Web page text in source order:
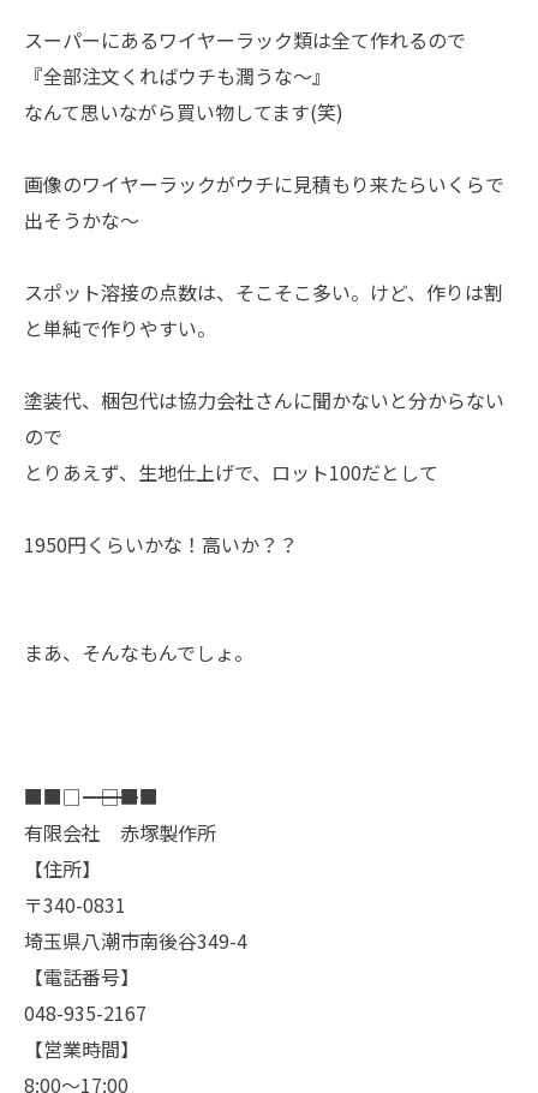
スーパーにあるワイヤーラック類は全て作れるので
『全部注文くればウチも潤うな～』
なんて思いながら買い物してます(笑)
画像のワイヤーラックがウチに見積もり来たらいくらで
出そうかな～
スポット溶接の点数は、そこそこ多い。けど、作りは割
と単純で作りやすい。
塗装代、梱包代は協力会社さんに聞かないと分からない
ので
とりあえず、生地仕上げで、ロット100だとして
1950円くらいかな！高いか？？
まあ、そんなもんでしょ。
■■□―――――――――――――――――――□■■
有限会社 赤塚製作所
【住所】
〒340-0831
埼玉県八潮市南後谷349-4
【電話番号】
048-935-2167
【営業時間】
8:00～17:00